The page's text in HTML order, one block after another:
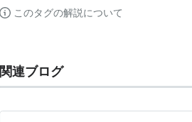
このタグの解説について
関連ブログ